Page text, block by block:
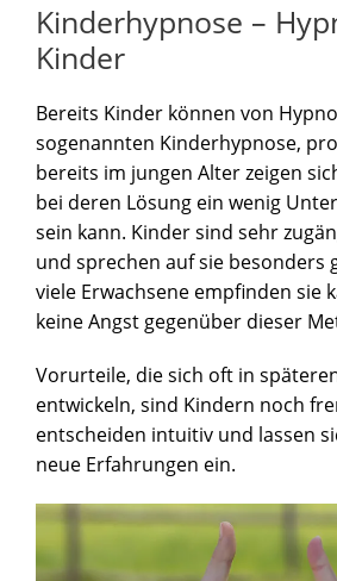
Kinderhypnose –
Kinder
Bereits Kinder können von
sogenannten Kinderhypnose,
bereits im jungen Alter zeigen
bei deren Lösung ein wenig
sein kann. Kinder sind sehr
und sprechen auf sie besonders
viele Erwachsene empfinden sie
keine Angst gegenüber dieser
Vorurteile, die sich oft in
entwickeln, sind Kindern noch
entscheiden intuitiv und lassen
neue Erfahrungen ein.